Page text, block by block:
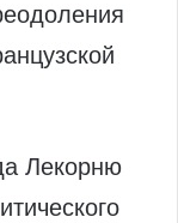
Лекорню